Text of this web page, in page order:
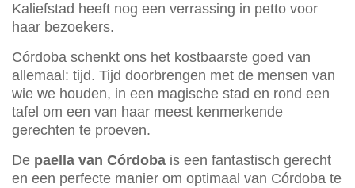
Kaliefstad heeft nog een verrassing in petto voor
haar bezoekers.
Córdoba schenkt ons het kostbaarste goed van
allemaal: tijd. Tijd doorbrengen met de mensen van
wie we houden, in een magische stad en rond een
tafel om een van haar meest kenmerkende
gerechten te proeven.
De paella van Córdoba is een fantastisch gerecht
en een perfecte manier om optimaal van Córdoba te